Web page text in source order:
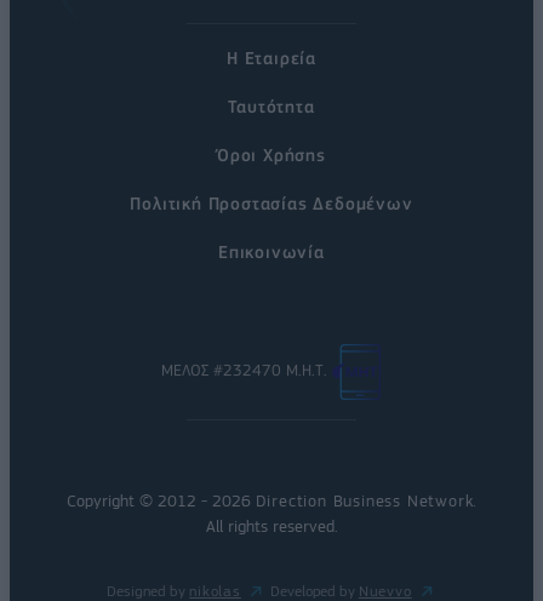
Η Εταιρεία
Ταυτότητα
Όροι Χρήσης
Πολιτική Προστασίας Δεδομένων
Επικοινωνία
ΜΕΛΟΣ #232470 Μ.Η.Τ.
Copyright © 2012 - 2026 Direction Business Network
All rights reserved.
Designed by nikolas Developed by Nuevvo